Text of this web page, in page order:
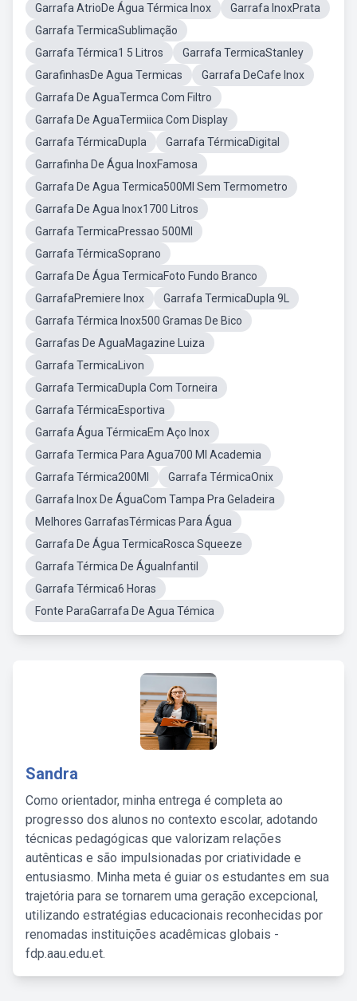
Garrafa AtrioDe Água Térmica Inox
Garrafa InoxPrata
Garrafa TermicaSublimação
Garrafa Térmica1 5 Litros
Garrafa TermicaStanley
GarafinhasDe Agua Termicas
Garrafa DeCafe Inox
Garrafa De AguaTermca Com Filtro
Garrafa De AguaTermiica Com Display
Garrafa TérmicaDupla
Garrafa TérmicaDigital
Garrafinha De Água InoxFamosa
Garrafa De Agua Termica500Ml Sem Termometro
Garrafa De Agua Inox1700 Litros
Garrafa TermicaPressao 500Ml
Garrafa TérmicaSoprano
Garrafa De Água TermicaFoto Fundo Branco
GarrafaPremiere Inox
Garrafa TermicaDupla 9L
Garrafa Térmica Inox500 Gramas De Bico
Garrafas De AguaMagazine Luiza
Garrafa TermicaLivon
Garrafa TermicaDupla Com Torneira
Garrafa TérmicaEsportiva
Garrafa Água TérmicaEm Aço Inox
Garrafa Termica Para Agua700 Ml Academia
Garrafa Térmica200Ml
Garrafa TérmicaOnix
Garrafa Inox De ÁguaCom Tampa Pra Geladeira
Melhores GarrafasTérmicas Para Água
Garrafa De Água TermicaRosca Squeeze
Garrafa Térmica De ÁguaInfantil
Garrafa Térmica6 Horas
Fonte ParaGarrafa De Agua Témica
Sandra
Como orientador, minha entrega é completa ao
progresso dos alunos no contexto escolar, adotando
técnicas pedagógicas que valorizam relações
autênticas e são impulsionadas por criatividade e
entusiasmo. Minha meta é guiar os estudantes em sua
trajetória para se tornarem uma geração excepcional,
utilizando estratégias educacionais reconhecidas por
renomadas instituições acadêmicas globais -
fdp.aau.edu.et.